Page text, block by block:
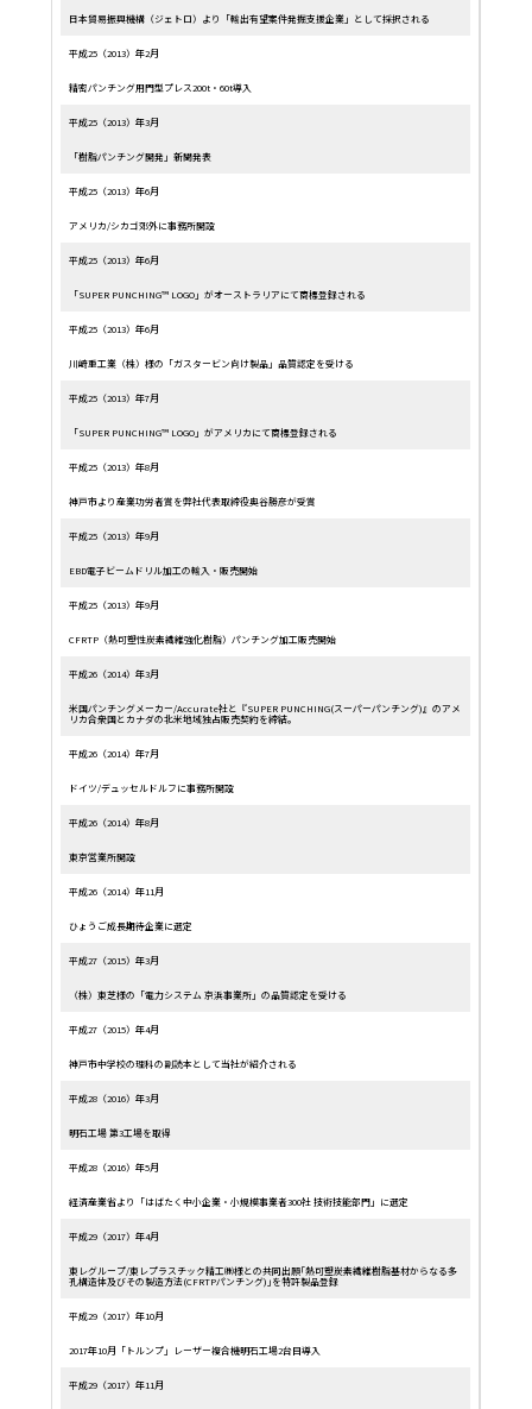
日本貿易振興機構（ジェトロ）より「輸出有望案件発掘支援企業」として採択される
平成25（2013）年2月
精密パンチング用門型プレス200t・60t導入
平成25（2013）年3月
「樹脂パンチング開発」新聞発表
平成25（2013）年6月
アメリカ/シカゴ郊外に事務所開設
平成25（2013）年6月
「SUPER PUNCHING™ LOGO」がオーストラリアにて商標登録される
平成25（2013）年6月
川崎重工業（株）様の「ガスタービン向け製品」品質認定を受ける
平成25（2013）年7月
「SUPER PUNCHING™ LOGO」がアメリカにて商標登録される
平成25（2013）年8月
神戸市より産業功労者賞を弊社代表取締役奥谷勝彦が受賞
平成25（2013）年9月
EBD電子ビームドリル加工の輸入・販売開始
平成25（2013）年9月
CFRTP（熱可塑性炭素繊維強化樹脂）パンチング加工販売開始
平成26（2014）年3月
米国パンチングメーカー/Accurate社と『SUPER PUNCHING(スーパーパンチング)』のアメ
リカ合衆国とカナダの北米地域独占販売契約を締結。
平成26（2014）年7月
ドイツ/デュッセルドルフに事務所開設
平成26（2014）年8月
東京営業所開設
平成26（2014）年11月
ひょうご成長期待企業に選定
平成27（2015）年3月
（株）東芝様の「電力システム 京浜事業所」の品質認定を受ける
平成27（2015）年4月
神戸市中学校の理科の副読本として当社が紹介される
平成28（2016）年3月
明石工場 第3工場を取得
平成28（2016）年5月
経済産業省より「はばたく中小企業・小規模事業者300社 技術技能部門」に選定
平成29（2017）年4月
東レグループ/東レプラスチック精工㈱様との共同出願｢熱可塑炭素繊維樹脂基材からなる多
孔構造体及びその製造方法(CFRTPパンチング)｣を特許製品登録
平成29（2017）年10月
2017年10月「トルンプ」レーザー複合機明石工場2台目導入
平成29（2017）年11月